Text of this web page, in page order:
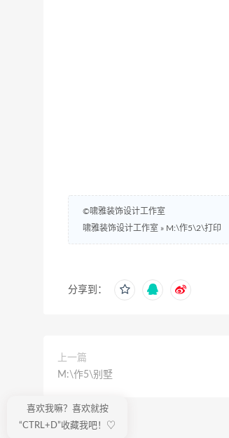
©啸雅装饰设计工作室
啸雅装饰设计工作室 » M:\作5\2\打印
分享到：
上一篇
M:\作5\别墅
喜欢我嘛？喜欢就按
“CTRL+D”收藏我吧！♡